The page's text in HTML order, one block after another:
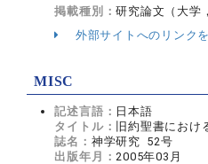
掲載種別：研究論文（大学
外部サイトへのリンク
MISC
記述言語： 日本語
タイトル：
旧約聖書におけ
誌名： 神学研究 52号
出版年月：2005年03月